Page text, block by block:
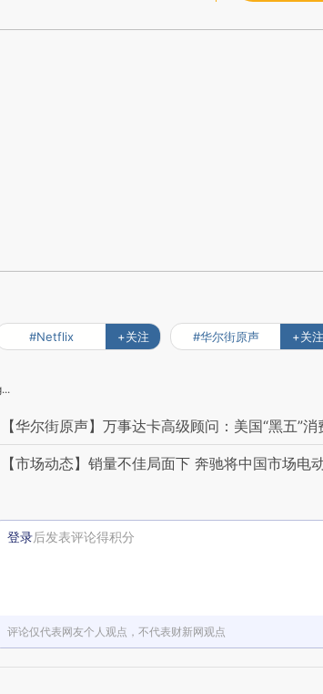
#Netflix +关注 #华尔街原声 +关注
华尔街原声】万事达卡高级顾问：美国“黑五”消
市场动态】销量不佳局面下 奔驰将中国市场电
登录后发表评论得积分
评论仅代表网友个人观点，不代表财新网观点